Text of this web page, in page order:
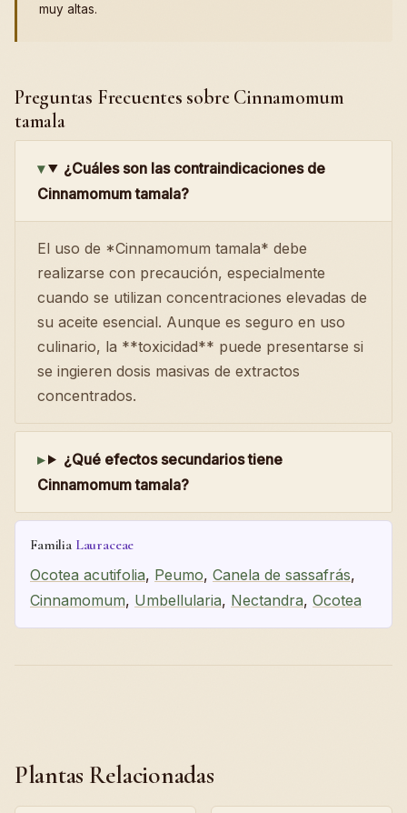
muy altas.
Preguntas Frecuentes sobre Cinnamomum
tamala
¿Cuáles son las contraindicaciones de
Cinnamomum tamala?
El uso de *Cinnamomum tamala* debe
realizarse con precaución, especialmente
cuando se utilizan concentraciones elevadas de
su aceite esencial. Aunque es seguro en uso
culinario, la **toxicidad** puede presentarse si
se ingieren dosis masivas de extractos
concentrados.
¿Qué efectos secundarios tiene
Cinnamomum tamala?
Familia Lauraceae
Ocotea acutifolia, Peumo, Canela de sassafrás,
Cinnamomum, Umbellularia, Nectandra, Ocotea
Plantas Relacionadas